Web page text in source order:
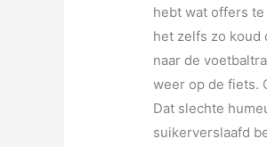
hebt wat offers te
het zelfs zo koud
naar de
weer op de fiets.
Dat slechte
suikerverslaafd